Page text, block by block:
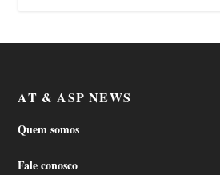
AT & ASP NEWS
Quem somos
Fale conosco